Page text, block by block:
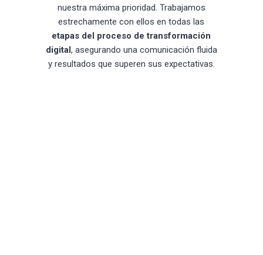
nuestra máxima prioridad. Trabajamos
estrechamente con ellos en todas las
etapas del proceso de transformación
digital, asegurando una comunicación fluida
y resultados que superen sus expectativas.